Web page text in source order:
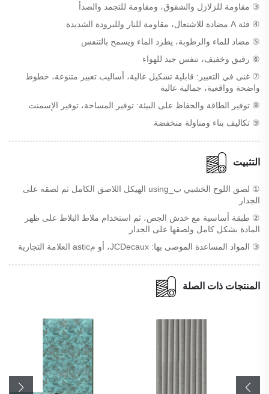
③ مقاومة للزلازل والشقوق، ومقاومة للتجمد والصدأ
④ فئة A مضادة للاشتعال، مقاومة للنار وللبرودة الشديدة
⑤ مضاد للماء والرطوبة، يطرد الماء ويسمح بالتنفس
⑥ رقيق وخفيف، تنفس جيد للهواء
⑦ غنى في التعبير: قابلية تشكيل عالية، أساليب تعبير متنوعة، خطوط
واضحة وواقعية، جمالية عالية
⑧ توفير الطاقة والحفاظ على البيئة: توفير المساحة، توفير الإسمنت
⑨ تكاليف بناء ومناولة منخفضة
التثبيت
① لصق اللوح الخشبي ب_using الهيكل اللاصق الكامل ثم لصقه على
الجدار
② طبقة أساسية مع خدش الجص، ثم استخدام ملاط البلاط على ظهر
المادة بشكل كامل ولصقها على الجدار
③ المواد المساعدة الموصى بها: JCDecaux، أو مastic العلامة التجارية
المنتجات ذات الصلة